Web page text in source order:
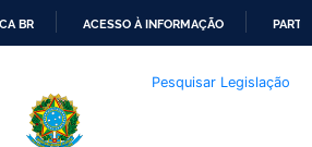
O
CONTEÚDO
BR ACESSO À INFORMAÇÃO
Pesquisar Legislação